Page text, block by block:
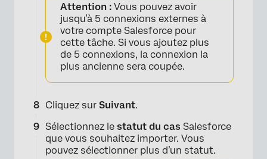
Attention : Vous pouvez avoir
jusqu’à 5 connexions externes à
votre compte Salesforce pour
cette tâche. Si vous ajoutez plus
de 5 connexions, la connexion la
plus ancienne sera coupée.
Cliquez sur Suivant.
Sélectionnez le statut du cas Salesforce
que vous souhaitez importer. Vous
pouvez sélectionner plus d’un statut.